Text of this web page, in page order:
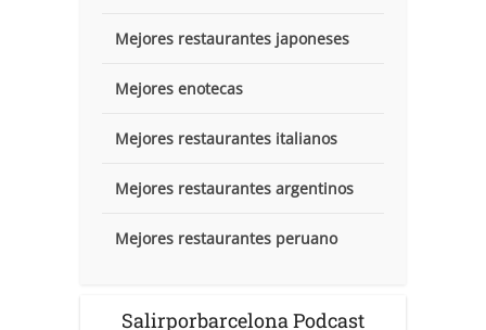
Mejores restaurantes japoneses
Mejores enotecas
Mejores restaurantes italianos
Mejores restaurantes argentinos
Mejores restaurantes peruano
Salirporbarcelona Podcast